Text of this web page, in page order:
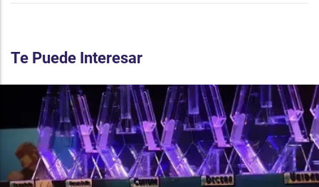
Te Puede Interesar